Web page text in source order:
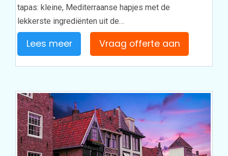
tapas: kleine, Mediterraanse hapjes met de
lekkerste ingrediënten uit de…
Lees meer Vraag offerte aan